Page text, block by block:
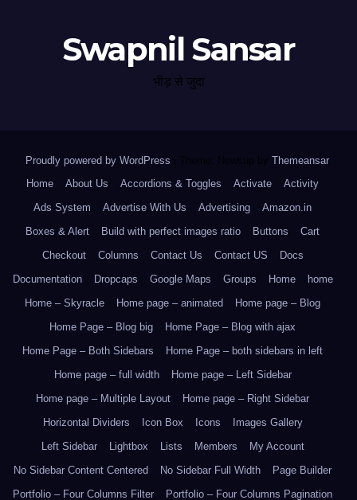
Swapnil Sansar
भीड़ से जुदा
Proudly powered by WordPress Theme: Newsup by Themeansar.
Home
About Us Accordions & Toggles Activate
Activity
Ads System
Advertise With Us Advertising
Amazon.in
Boxes & Alert
Build with perfect images ratio Buttons
Cart
Checkout
Columns Contact Us Contact US
Docs
Documentation
Dropcaps Google Maps Groups Home
home
Home – Skyracle
Home page – animated
Home page – Blog
Home Page – Blog big
Home Page – Blog with ajax
Home Page – Both Sidebars
Home Page – both sidebars in left
Home page – full width
Home page – Left Sidebar
Home page – Multiple Layout
Home page – Right Sidebar
Horizontal Dividers
Icon Box Icons
Images Gallery
Left Sidebar
Lightbox Lists Members
My Account
No Sidebar Content Centered
No Sidebar Full Width
Page Builder
Portfolio – Four Columns Filter
Portfolio – Four Columns Pagination